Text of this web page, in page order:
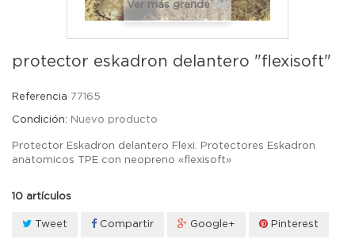
Ver más grande
protector eskadron delantero "flexisoft"
Referencia 77165
Condición: Nuevo producto
Protector Eskadron delantero Flexi. Protectores Eskadron
anatomicos TPE con neopreno «flexisoft»
10 artículos
Tweet Compartir Google+ Pinterest